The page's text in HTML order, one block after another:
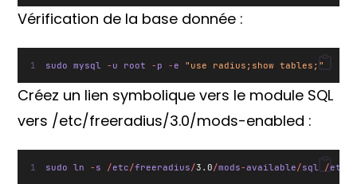
Vérification de la base donnée :
sudo mysql - u root - p - e "use radius;show tables;"
Créez un lien symbolique vers le module SQL
vers /etc/freeradius/3.0/mods-enabled :
sudo ln - s /etc/freeradius/3.0/mods-available/sql /etc